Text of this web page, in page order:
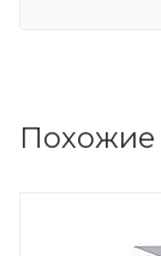
Похожие